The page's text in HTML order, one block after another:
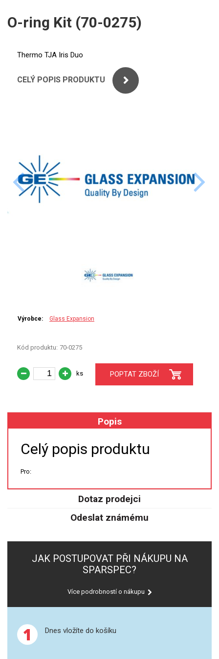
PERKINELMER
AGILENT
THERMO
SPECTRO
TELEDYNE LEEMAN
GBC
ANALYTIK JENA
HADIČKY
SPECIÁLNÍ APLIKACE
LISOVÁNÍ
STANDARDNÍ ROZTOKY A RM
VÝBOJKY PRO UV/VIS
UV-VIS FLUO
O-ring Kit (70-0275)
Thermo TJA Iris Duo
CELÝ POPIS PRODUKTU
Výrobce: Glass Expansion
Kód produktu: 70-0275
ks POPTAT ZBOŽÍ
Popis
Celý popis produktu
Pro:
Dotaz prodejci
Odeslat známému
JAK POSTUPOVAT PŘI NÁKUPU NA
SPARSPEC?
Více podrobností o nákupu
1 Dnes vložíte do košíku